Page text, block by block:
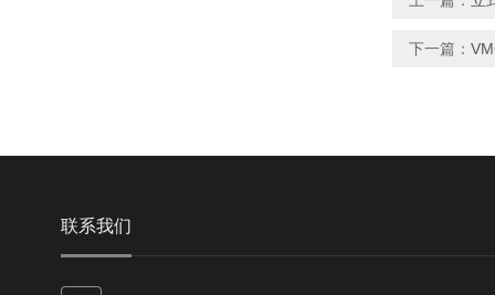
下一篇：
联系我们